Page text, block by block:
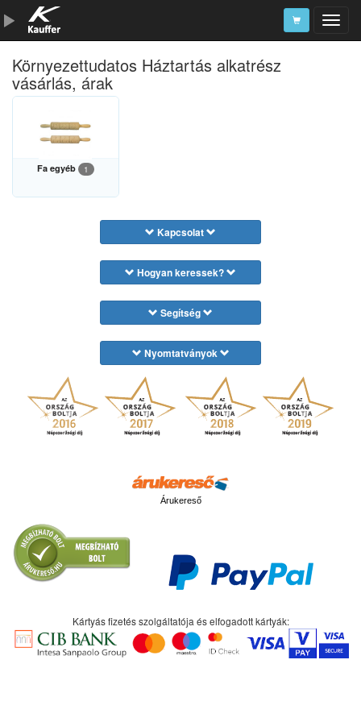
Szerszámkatalógus
Kosár
Alkatrészek
Környezettudatos Háztartás alkatrész
vásárlás, árak
Fa egyéb 1
Kapcsolat
Hogyan keressek?
Segítség
Nyomtatványok
Árukereső
Kártyás fizetés szolgáltatója és elfogadott kártyák: